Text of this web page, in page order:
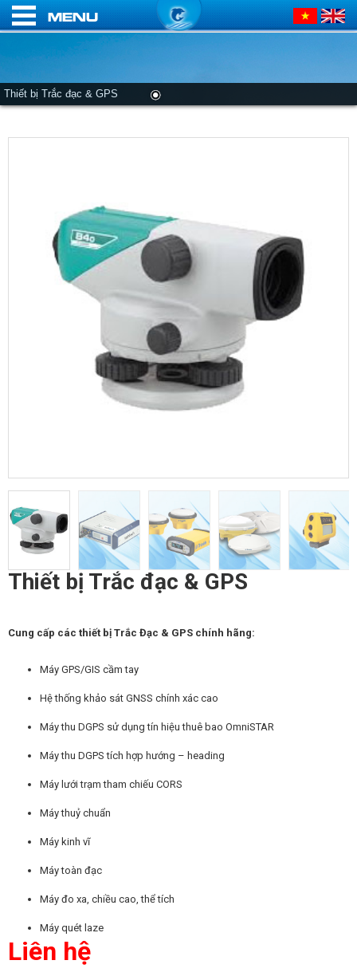
Menu
Thiết bị Trắc đạc & GPS
Thiết bị Trắc đạc & GPS
Cung cấp các thiết bị Trắc Đạc & GPS chính hãng:
Máy GPS/GIS cầm tay
Hệ thống khảo sát GNSS chính xác cao
Máy thu DGPS sử dụng tín hiệu thuê bao OmniSTAR
Máy thu DGPS tích hợp hướng – heading
Máy lưới trạm tham chiếu CORS
Máy thuỷ chuẩn
Máy kinh vĩ
Máy toàn đạc
Máy đo xa, chiều cao, thể tích
Máy quét laze
Liên hệ